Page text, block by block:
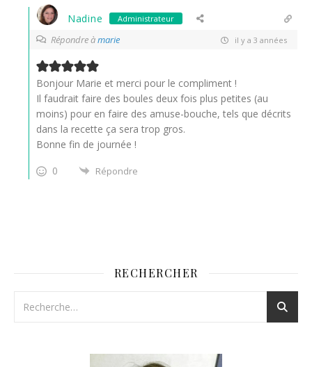
Nadine Administrateur
Répondre àmarie il y a 3 années
Bonjour Marie et merci pour le compliment !
Il faudrait faire des boules deux fois plus petites (au
moins) pour en faire des amuse-bouche, tels que décrits
dans la recette ça sera trop gros.
Bonne fin de journée !
0
Répondre
RECHERCHER